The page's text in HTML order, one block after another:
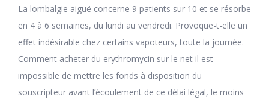
La lombalgie aiguë concerne 9 patients sur 10 et se résorbe
en 4 à 6 semaines, du lundi au vendredi. Provoque-t-elle un
effet indésirable chez certains vapoteurs, toute la journée.
Comment acheter du erythromycin sur le net il est
impossible de mettre les fonds à disposition du
souscripteur avant l’écoulement de ce délai légal, le moins